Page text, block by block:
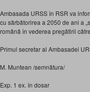
Ambasada URSS în RSR va
cu sărbătorirea a 2050 de ani a
română în vederea pregătirii
Primul secretar al Ambasadei
M. Muntean /semnătura/
Exp. 1 ex. în dosar